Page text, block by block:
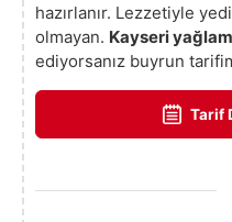
hazırlanır. Lezzetiyle
olmayan. Kayseri
ediyorsanız buyrun
Tarif